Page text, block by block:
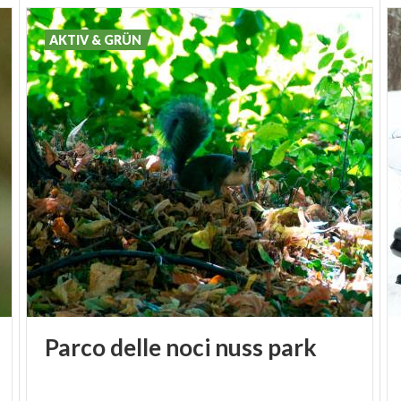
Verbindungsstücken dort, wo die alte Bahntrasse
nicht genutzt werden konnte. Langsam geht es so
durch Ambria,San Pellegrino Termeund herbstlich
bunte Wälder. Ein kleiner Umweg auf einem
Saumpfad führt von Oneta zum Anwesen der
reichen Kaufleute Grataroli, dem sog. Harlekinhaus,
wo ein drolliger Diener Dienst hatte, bevor er mit
Straßentheater begann. Weiter nördlich kommt
man nach Cornello dei Tasso, wo früher die Familie
Taxis wohnte, die seit dem 13. Jahrhundert einen
Kurierdienst für die Republik Venedig betrieb. Ein
kleines Museum erinnert an die Geschichte. Ist hier
vielleicht das Wort Taxi entstanden?
Parcodelle noci nuss park
AKTIV & GRÜN